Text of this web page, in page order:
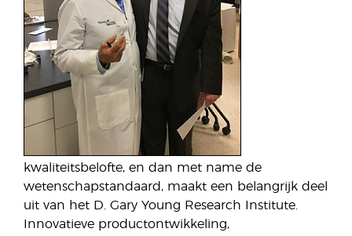
kwaliteitsbelofte, en dan met name de
wetenschapstandaard, maakt een belangrijk deel
uit van het D. Gary Young Research Institute.
Innovatieve productontwikkeling,